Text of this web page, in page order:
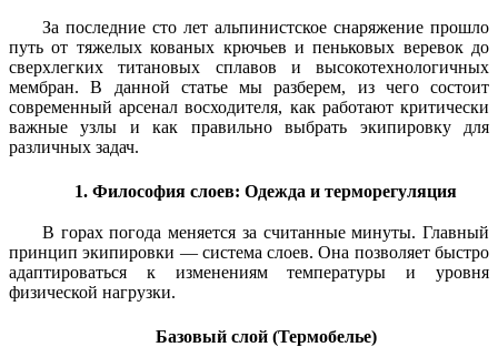
За последние сто лет альпинистское снаряжение прошло
путь от тяжелых кованых крючьев и пеньковых веревок до
сверхлегких титановых сплавов и высокотехнологичных
мембран. В данной статье мы разберем, из чего состоит
современный арсенал восходителя, как работают критически
важные узлы и как правильно выбрать экипировку для
различных задач.
1. Философия слоев: Одежда и терморегуляция
В горах погода меняется за считанные минуты. Главный
принцип экипировки — система слоев. Она позволяет быстро
адаптироваться к изменениям температуры и уровня
физической нагрузки.
Базовый слой (Термобелье)